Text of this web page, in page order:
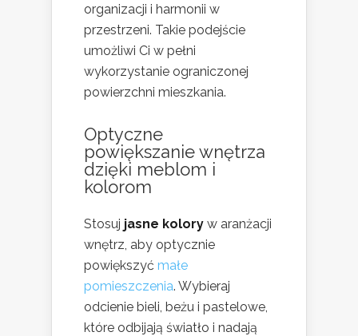
organizacji i harmonii w
przestrzeni. Takie podejście
umożliwi Ci w pełni
wykorzystanie ograniczonej
powierzchni mieszkania.
Optyczne
powiększanie wnętrza
dzięki meblom i
kolorom
Stosuj jasne kolory w aranżacji
wnętrz, aby optycznie
powiększyć małe
pomieszczenia. Wybieraj
odcienie bieli, beżu i pastelowe,
które odbijają światło i nadają